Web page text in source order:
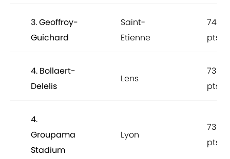
3. Geoffroy-
Guichard
Saint-
Etienne
74
pts
4. Bollaert-
Delelis
Lens
73
pts
4.
Groupama
Stadium
Lyon
73
pts